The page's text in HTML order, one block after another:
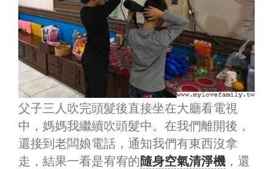
父子三人吹完頭髮後直接坐在大廳看電視
中，媽媽我繼續吹頭髮中。在我們離開後，
還接到老闆娘電話，通知我們有東西沒拿
走，結果一看是宥宥的隨身空氣清淨機 ，還